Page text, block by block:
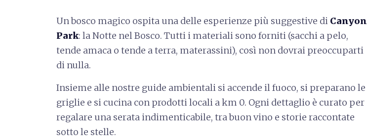
Un bosco magico ospita una delle esperienze più suggestive di Canyon
Park: la Notte nel Bosco. Tutti i materiali sono forniti (sacchi a pelo,
tende amaca o tende a terra, materassini), così non dovrai preoccuparti
di nulla.
Insieme alle nostre guide ambientali si accende il fuoco, si preparano le
griglie e si cucina con prodotti locali a km 0. Ogni dettaglio è curato per
regalare una serata indimenticabile, tra buon vino e storie raccontate
sotto le stelle.